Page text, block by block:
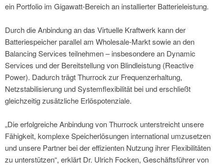
ein Portfolio im Gigawatt-Bereich an installierter Batterieleistung.
Durch die Anbindung an das Virtuelle Kraftwerk kann der
Batteriespeicher parallel am Wholesale-Markt sowie an den
Balancing Services teilnehmen – insbesondere an Dynamic
Services und der Bereitstellung von Blindleistung (Reactive
Power). Dadurch trägt Thurrock zur Frequenzerhaltung,
Netzstabilisierung und Systemflexibilität bei und erschließt
gleichzeitig zusätzliche Erlöspotenziale.
„Die erfolgreiche Anbindung von Thurrock unterstreicht unsere
Fähigkeit, komplexe Speicherlösungen international umzusetzen
und unsere Partner bei der effizienten Nutzung ihrer Flexibilitäten
zu unterstützen“, erklärt Dr. Ulrich Focken, Geschäftsführer von